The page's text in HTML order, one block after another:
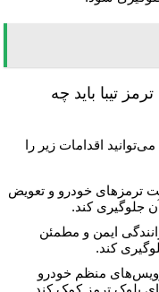
تیبا باید چه
اقدامات زیر را
ترمز‌های خودرو و تعویض
جلوگیری کند.
ایمن و مطمئن
کند.
منظم خودرو